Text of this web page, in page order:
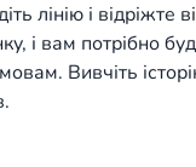
лінію і відріжте
і вам потрібно
Вивчіть